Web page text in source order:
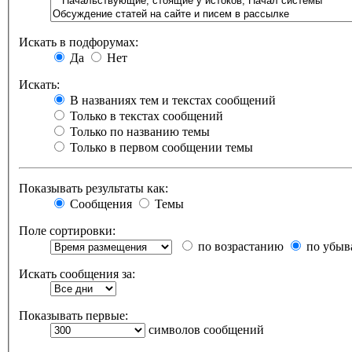
Искать в подфорумах:
Да
Нет
Искать:
В названиях тем и текстах сообщений
Только в текстах сообщений
Только по названию темы
Только в первом сообщении темы
Показывать результаты как:
Сообщения
Темы
Поле сортировки:
по возрастанию
по
Искать сообщения за:
Показывать первые:
символов сообщений